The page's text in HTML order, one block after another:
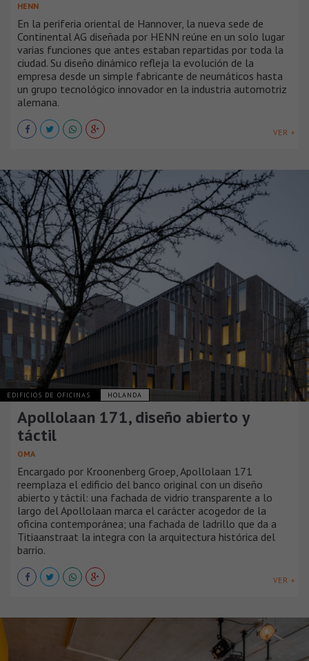
HENN
En la periferia oriental de Hannover, la nueva sede de
Continental AG diseñada por HENN reúne en un solo lugar
varias funciones que antes estaban repartidas por toda la
ciudad. Su diseño dinámico refleja la evolución de la
empresa desde un simple fabricante de neumáticos hasta
un grupo tecnológico innovador en la industria automotriz
alemana.
VER +
EDIFICIOS DE OFICINAS HOLANDA
Apollolaan 171, diseño abierto y
táctil
OMA
Encargado por Kroonenberg Groep, Apollolaan 171
reemplaza el edificio del banco original con un diseño
abierto y táctil: una fachada de vidrio transparente a lo
largo del Apollolaan marca el carácter acogedor de la
oficina contemporánea; una fachada de ladrillo que da a
Titiaanstraat la integra con la arquitectura histórica del
barrio.
VER +